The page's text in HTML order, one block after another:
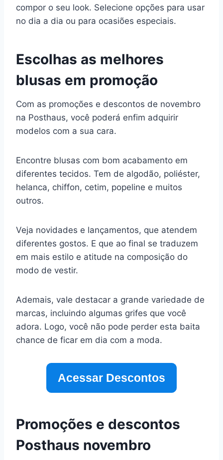
compor o seu look. Selecione opções para usar
no dia a dia ou para ocasiões especiais.
Escolhas as melhores
blusas em promoção
Com as promoções e descontos de novembro
na Posthaus, você poderá enfim adquirir
modelos com a sua cara.
Encontre blusas com bom acabamento em
diferentes tecidos. Tem de algodão, poliéster,
helanca, chiffon, cetim, popeline e muitos
outros.
Veja novidades e lançamentos, que atendem
diferentes gostos. E que ao final se traduzem
em mais estilo e atitude na composição do
modo de vestir.
Ademais, vale destacar a grande variedade de
marcas, incluindo algumas grifes que você
adora. Logo, você não pode perder esta baita
chance de ficar em dia com a moda.
Acessar Descontos
Promoções e descontos
Posthaus novembro